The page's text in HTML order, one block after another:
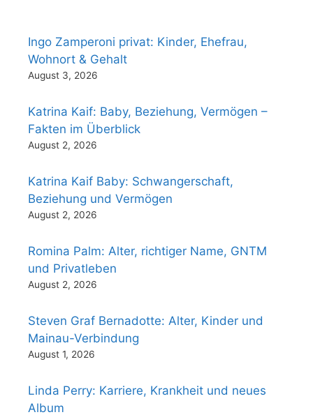
Ingo Zamperoni privat: Kinder, Ehefrau,
Wohnort & Gehalt
August 3, 2026
Katrina Kaif: Baby, Beziehung, Vermögen –
Fakten im Überblick
August 2, 2026
Katrina Kaif Baby: Schwangerschaft,
Beziehung und Vermögen
August 2, 2026
Romina Palm: Alter, richtiger Name, GNTM
und Privatleben
August 2, 2026
Steven Graf Bernadotte: Alter, Kinder und
Mainau-Verbindung
August 1, 2026
Linda Perry: Karriere, Krankheit und neues
Album